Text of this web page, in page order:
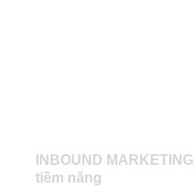
INBOUND
tiềm năng